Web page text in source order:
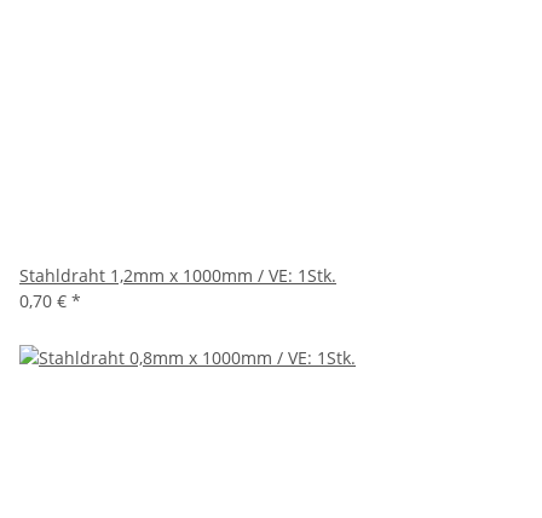
Stahldraht 1,2mm x 1000mm / VE: 1Stk.
0,70 € *